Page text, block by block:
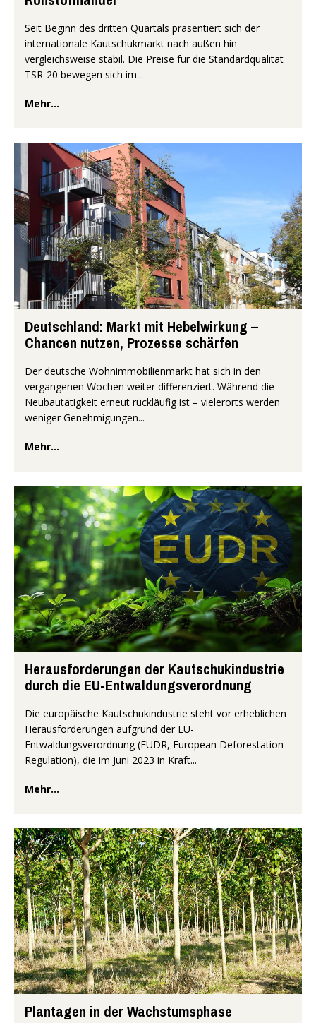
Seit Beginn des dritten Quartals präsentiert sich der
internationale Kautschukmarkt nach außen hin
vergleichsweise stabil. Die Preise für die Standardqualität
TSR-20 bewegen sich im...
Mehr...
Deutschland: Markt mit Hebelwirkung –
Chancen nutzen, Prozesse schärfen
Der deutsche Wohnimmobilienmarkt hat sich in den
vergangenen Wochen weiter differenziert. Während die
Neubautätigkeit erneut rückläufig ist – vielerorts werden
weniger Genehmigungen...
Mehr...
Herausforderungen der Kautschukindustrie
durch die EU-Entwaldungsverordnung
Die europäische Kautschukindustrie steht vor erheblichen
Herausforderungen aufgrund der EU-
Entwaldungsverordnung (EUDR, European Deforestation
Regulation), die im Juni 2023 in Kraft...
Mehr...
Plantagen in der Wachstumsphase